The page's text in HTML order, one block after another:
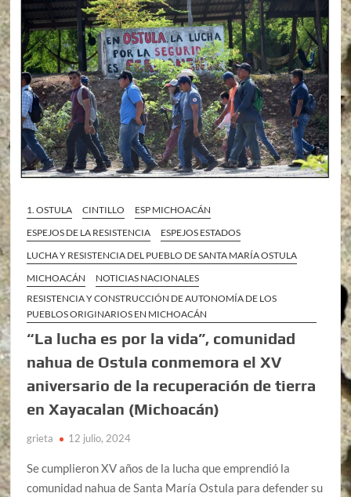
1. OSTULA CINTILLO
ESP MICHOACÁN
ESPEJOS DE LA RESISTENCIA
ESPEJOS ESTADOS
LUCHA Y RESISTENCIA DEL PUEBLO DE SANTA MARÍA OSTULA
MICHOACÁN
NOTICIAS NACIONALES
RESISTENCIA Y CONSTRUCCIÓN DE AUTONOMÍA DE LOS
PUEBLOS ORIGINARIOS EN MICHOACÁN
“La lucha es por la vida”, comunidad
nahua de Ostula conmemora el XV
aniversario de la recuperación de tierra
en Xayacalan (Michoacán)
grieta 12 julio, 2024
Se cumplieron XV años de la lucha que emprendió la
comunidad nahua de Santa María Ostula para defender su